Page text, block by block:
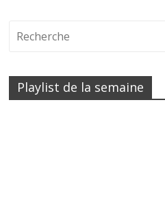
Playlist de la semaine